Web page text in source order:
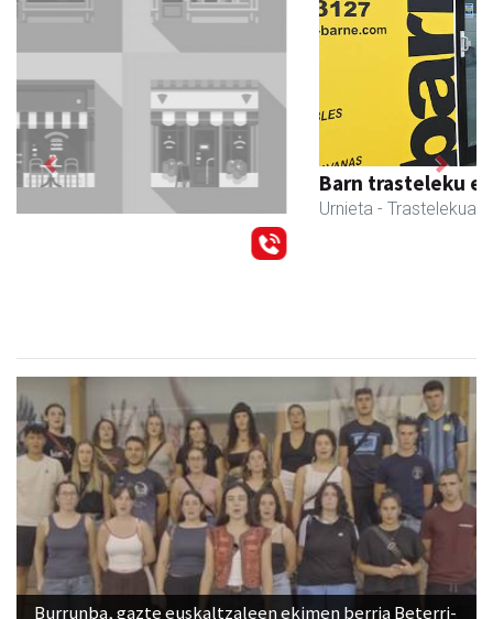
Barn trasteleku eta biltegi txikien alokairua
Urnieta - Trastelekuak
Previous Next
Burrunba, gazte euskaltzaleen ekimen berria Beterri-
Buruntzan